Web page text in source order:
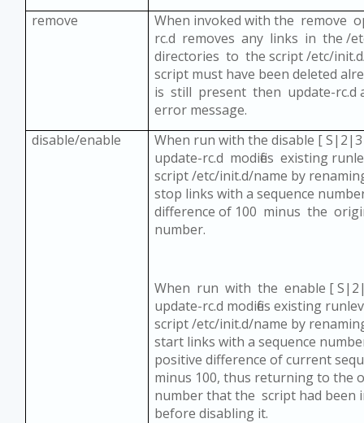
remove
When invoked with the remove
rc.d removes any links in the /
directories to the script /etc/
script must have been deleted
is still present then update-rc.d
error message.
disable/enable
When run with the disable [
update-rc.d modifies existing
script /etc/init.d/name by
stop links with a sequence
difference of 100 minus the
number.
When run with the enable [
update-rc.d modifies existing
script /etc/init.d/name by
start links with a sequence
positive difference of current
minus 100, thus returning to the
number that the script had been
before disabling it.